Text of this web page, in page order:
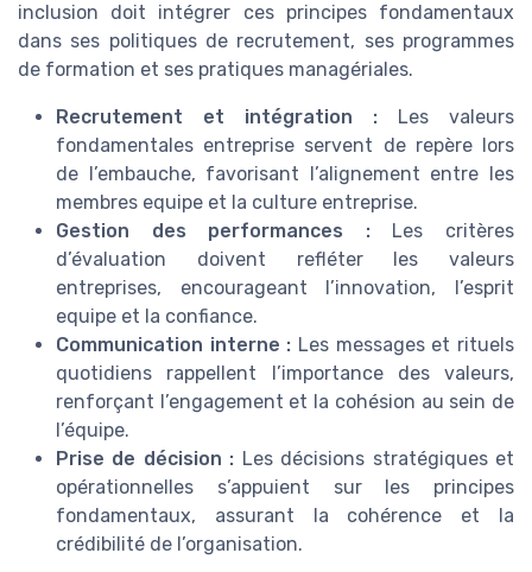
inclusion doit intégrer ces principes fondamentaux
dans ses politiques de recrutement, ses programmes
de formation et ses pratiques managériales.
Recrutement et intégration : Les valeurs
fondamentales entreprise servent de repère lors
de l’embauche, favorisant l’alignement entre les
membres equipe et la culture entreprise.
Gestion des performances :Les critères
d’évaluation doivent refléter les valeurs
entreprises, encourageant l’innovation, l’esprit
equipe et la confiance.
Communication interne : Les messages et rituels
quotidiens rappellent l’importance des valeurs,
renforçant l’engagement et la cohésion au sein de
l’équipe.
Prise de décision : Les décisions stratégiques et
opérationnelles s’appuient sur les principes
fondamentaux, assurant la cohérence et la
crédibilité de l’organisation.